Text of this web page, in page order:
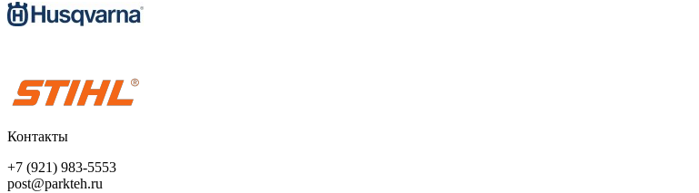
Контакты
+7 (921) 983-5553
post@parkteh.ru